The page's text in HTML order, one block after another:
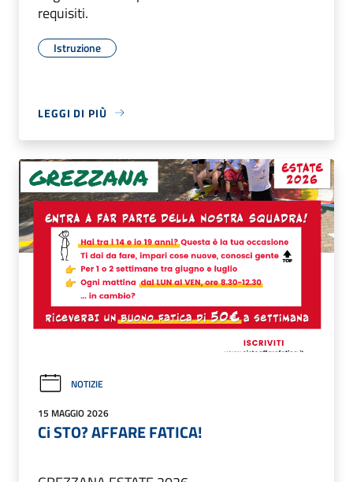
requisiti.
Istruzione
LEGGI DI PIÙ
NOTIZIE
15 MAGGIO 2026
Ci STO? AFFARE FATICA!